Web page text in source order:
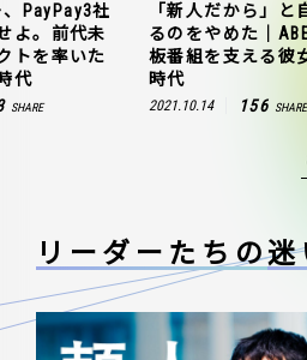
PayPay3社
よ。前代未
トを率いた
代
SHARE
「新人だから」と
るのをやめた｜
板番組を支える彼
時代
2021.10.14 156 SHARE
リーダーたちの迷